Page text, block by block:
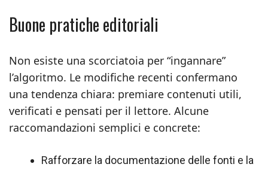
Buone pratiche editoriali
Non esiste una scorciatoia per “ingannare”
l’algoritmo. Le modifiche recenti confermano
una tendenza chiara: premiare contenuti utili,
verificati e pensati per il lettore. Alcune
raccomandazioni semplici e concrete:
Rafforzare la documentazione delle fonti e la